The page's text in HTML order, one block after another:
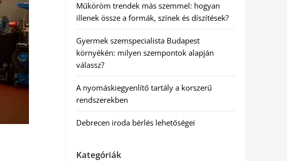
Műköröm trendek más szemmel: hogyan
illenek össze a formák, színek és díszítések?
Gyermek szemspecialista Budapest
környékén: milyen szempontok alapján
válassz?
A nyomáskiegyenlítő tartály a korszerű
rendszerekben
Debrecen iroda bérlés lehetőségei
Kategóriák